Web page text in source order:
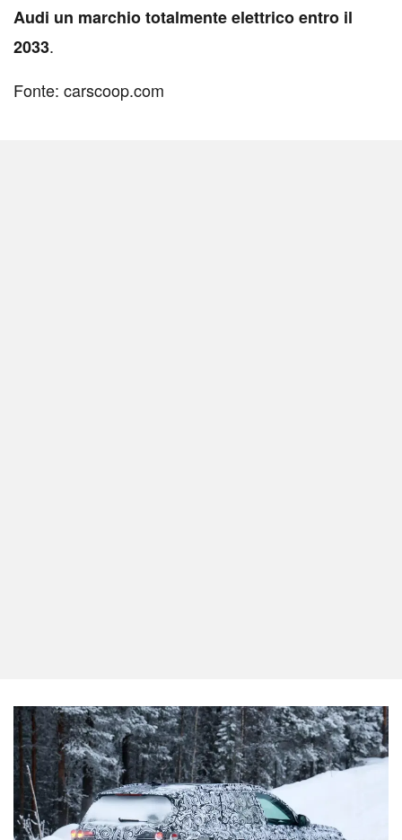
Audi un marchio totalmente elettrico entro il
2033.
Fonte: carscoop.com